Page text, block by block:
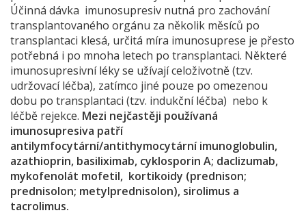
Účinná dávka imunosupresiv nutná pro zachování
transplantovaného orgánu za několik měsíců po
transplantaci klesá, určitá míra imunosuprese je přesto
potřebná i po mnoha letech po transplantaci. Některé
imunosupresivní léky se užívají celoživotně (tzv.
udržovací léčba), zatímco jiné pouze po omezenou
dobu po transplantaci (tzv. indukční léčba) nebo k
léčbě rejekce. Mezi nejčastěji používaná
imunosupresiva patří
antilymfocytární/antithymocytární imunoglobulin,
azathioprin, basiliximab, cyklosporin A; daclizumab,
mykofenolát mofetil, kortikoidy (prednison;
prednisolon; metylprednisolon), sirolimus a
tacrolimus.